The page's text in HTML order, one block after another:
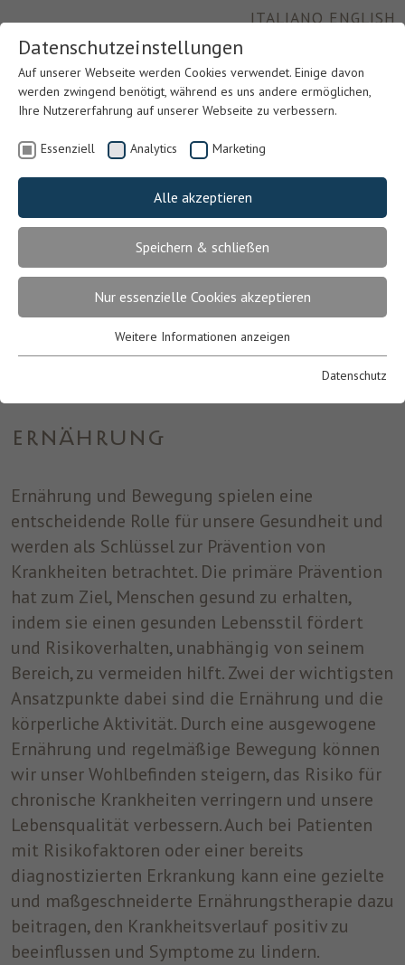
ITALIANOENGLISH
Previous
ERNÄHRUNG
Ernährung und Bewegung spielen eine
entscheidende Rolle für unsere Gesundheit und
werden als Schlüssel zur Prävention von
Krankheiten betrachtet. Die primäre Prävention
hat zum Ziel, Menschen gesund zu erhalten,
indem sie einen gesunden Lebensstil fördert
und Risikoverhalten, unabhängig von seinem
Bereich, zu vermeiden hilft. Zwei der wichtigsten
Ansatzpunkte dabei sind die Ernährung und die
körperliche Aktivität. Durch eine ausgewogene
Ernährung und regelmäßige Bewegung können
wir unser Wohlbefinden steigern, das Risiko für
chronische Krankheiten verringern und unsere
Lebensqualität verbessern. Auch bei Patienten
mit Risikofaktoren oder einer bereits
diagnostizierten Erkrankung kann eine gezielte
und maßgeschneiderte Ernährungstherapie dazu
beitragen, den Krankheitsverlauf positiv zu
beeinflussen und Symptome zu lindern.
Datenschutzeinstellungen
Auf unserer Webseite werden Cookies verwendet. Einige davon
werden zwingend benötigt, während es uns andere ermöglichen,
Ihre Nutzererfahrung auf unserer Webseite zu verbessern.
Essenziell Analytics Marketing
Alle akzeptieren
Speichern & schließen
Nur essenzielle Cookies akzeptieren
Essenzielle Cookies werden für grundlegende Funktionen der
einwandfrei funktioniert.
Name cookie_optin
Laufzeit 1 Jahr
Zweck
Dieses Cookie wird verwendet, um Ihre
Cookie-Einstellungen für diese Website zu
speichern.
Cookie-Informationen anzeigen
Analytics
Analytische Cookies helfen uns, unsere Website zu verbessern,
melden.
Marketing
Benutzt um die Web-Navigation des Nutzers zu überwachen und
ein Profil seiner Gewohnheiten zu erstellen.
Name _fbp
Anbieter Facebook
Laufzeit 3 Monate
Zweck
Dieses Cookie wird von Facebook gesetzt,
um nach dem Besuch der Website entweder
auf Facebook oder auf einer digitalen
Plattform, die von Facebook-Werbung
unterstützt wird, Werbung anzuzeigen.
Name fr
Cookie-Informationen anzeigen
Weitere Informationen anzeigen
Datenschutz